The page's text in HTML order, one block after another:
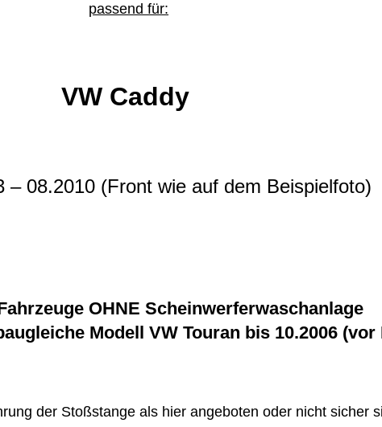
passend für:
VW Caddy
– 08.2010 (Front wie auf dem Beispielfoto)
OHNE Scheinwerferwaschanlage
Modell VW Touran bis 10.2006 (vor
der Stoßstange als hier angeboten oder nicht sicher